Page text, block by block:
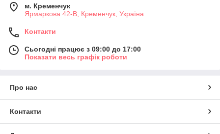
м. Кременчук
Ярмаркова 42-В, Кременчук, Україна
Контакти
Сьогодні працює з 09:00 до 17:00
Показати весь графік роботи
Про нас
Контакти